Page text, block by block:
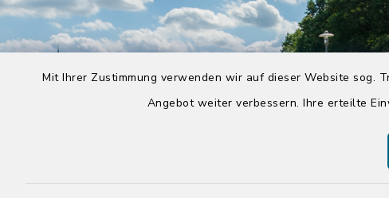
Mit Ihrer Zustimmung verwenden wir auf dieser Website sog.
Angebot weiter verbessern. Ihre erteilte